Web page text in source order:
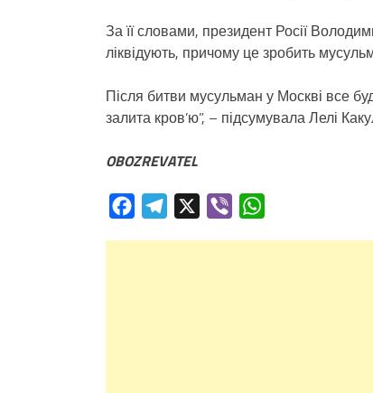
За її словами, президент Росії
ліквідують, причому це зробить
Після битви мусульман у Москві все
залита кров’ю”, – підсумувала Лелі
OBOZREVATEL
FacebookTelegram Viber